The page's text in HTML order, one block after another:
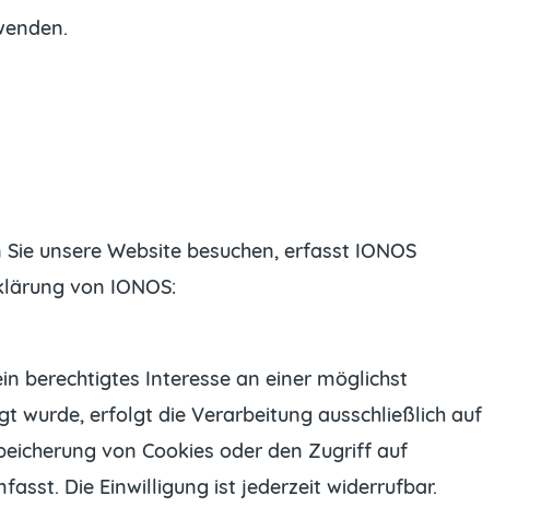
unsere Website besuchen, erfasst IONOS
von IONOS:
berechtigtes Interesse an einer möglichst
wurde, erfolgt die Verarbeitung ausschließlich auf
von Cookies oder den Zugriff auf
Die Einwilligung ist jederzeit widerrufbar.